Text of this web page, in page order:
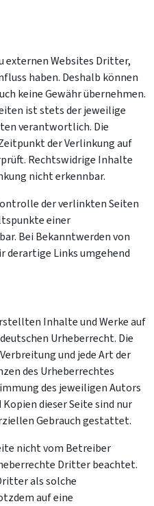
externen Websites Dritter,
haben. Deshalb können
keine Gewähr übernehmen.
ist stets der jeweilige
verantwortlich. Die
der Verlinkung auf
Rechtswidrige Inhalte
nicht erkennbar.
der verlinkten Seiten
einer
Bei Bekanntwerden von
derartige Links umgehend
Inhalte und Werke auf
Urheberrecht. Die
und jede Art der
des Urheberrechtes
des jeweiligen Autors
dieser Seite sind nur
Gebrauch gestattet.
nicht vom Betreiber
Dritter beachtet.
als solche
auf eine